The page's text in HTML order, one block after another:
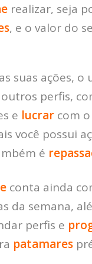
realizar, seja
, e o valor do
as suas ações,
perfis,
e lucrar com
você possui
é
conta ainda
da semana,
perfis e
patamares